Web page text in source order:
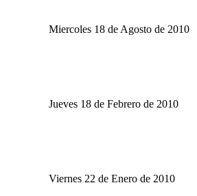
Miercoles 18 de Agosto de 2010
Jueves 18 de Febrero de 2010
Viernes 22 de Enero de 2010